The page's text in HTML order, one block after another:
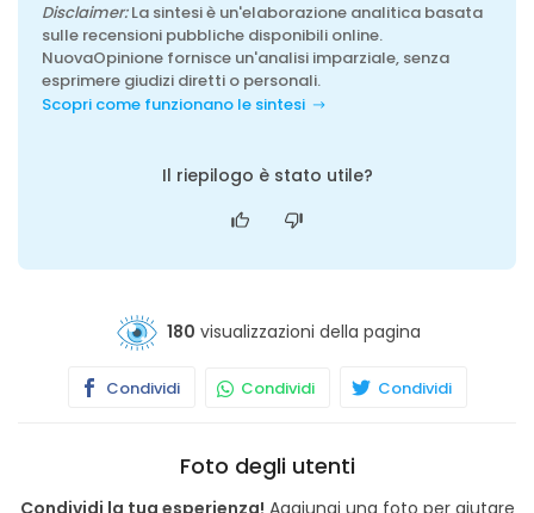
Disclaimer:La sintesi è un'elaborazione analitica basata
sulle recensioni pubbliche disponibili online.
NuovaOpinione fornisce un'analisi imparziale, senza
esprimere giudizi diretti o personali.
Scopri come funzionano le sintesi
Il riepilogo è stato utile?
180 visualizzazioni della pagina
Condividi Condividi Condividi
Foto degli utenti
Condividi la tua esperienza! Aggiungi una foto per aiutare